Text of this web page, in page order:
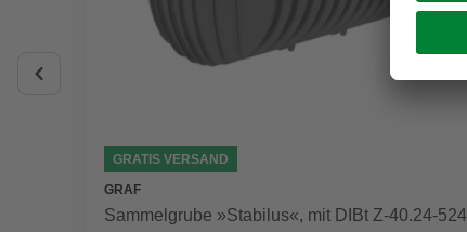
GRATIS VERSAND
GRAF
Sammelgrube »Stabilus«, mit DIBt Z-40.24-524